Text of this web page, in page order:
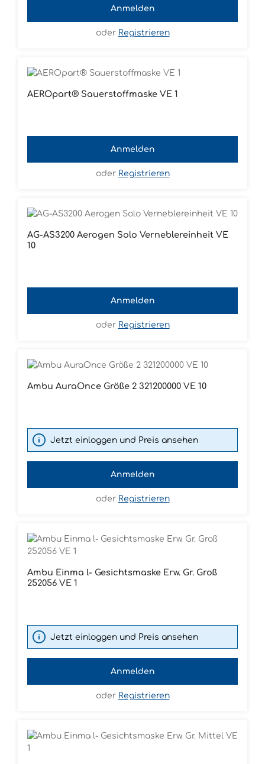
Anmelden
oder Registrieren
AEROpart® Sauerstoffmaske VE 1
Anmelden
oder Registrieren
AG-AS3200 Aerogen Solo Verneblereinheit VE
10
Anmelden
oder Registrieren
Ambu AuraOnce Größe 2 321200000 VE 10
Jetzt einloggen und Preis ansehen
Anmelden
oder Registrieren
Ambu Einma l- Gesichtsmaske Erw. Gr. Groß
252056 VE 1
Jetzt einloggen und Preis ansehen
Anmelden
oder Registrieren